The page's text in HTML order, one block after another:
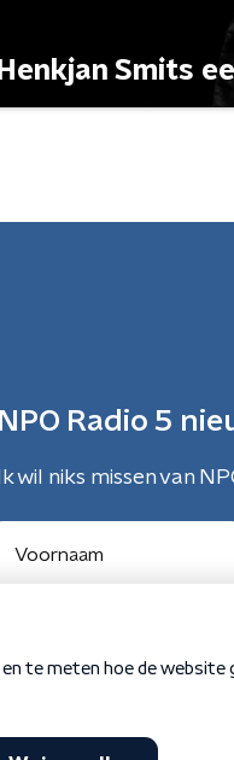
Henkjan Smits
NPO Radio 5
Ik wil niks missen van